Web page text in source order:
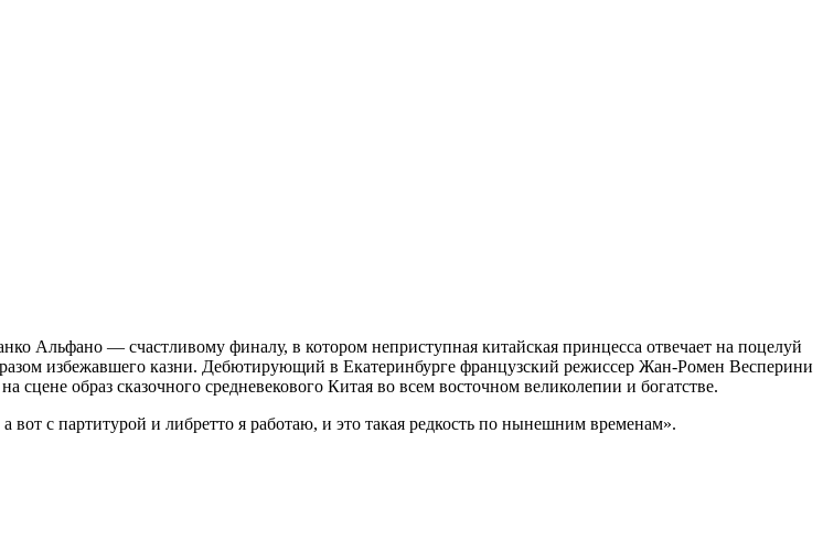
Альфано — счастливому финалу, в котором неприступная китайская принцесса отвечает на поцелуй
избежавшего казни. Дебютирующий в Екатеринбурге французский режиссер Жан-Ромен Весперини
образ сказочного средневекового Китая во всем восточном великолепии и богатстве.
с партитурой и либретто я работаю, и это такая редкость по нынешним временам».